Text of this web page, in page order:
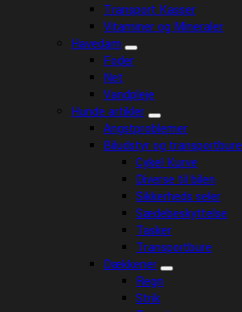
Transport Kasser
Vitaminer og Mineraler
Havedam
Foder
Net
Vandpleje
Hunde artikler
Angstproblemer
Biludstyr og transportbure
Cykel Kurve
Diverse til bilen
Sikkerheds seler
Sædebeskyttelse
Tasker
Transportbure
Dækkener
Regn
Strik